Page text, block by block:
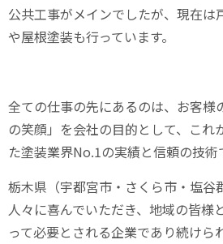
公共工事がメインでしたが、現在は
や屋根塗装も行っています。
全ての仕事の先にあるのは、お客様
の笑顔」を会社の目的として、これ
た塗装業界No.1の実績と信頼の技術
栃木県（宇都宮市・さくら市・塩谷
人々に喜んでいただき、地域の皆様
って必要とされる企業であり続けら